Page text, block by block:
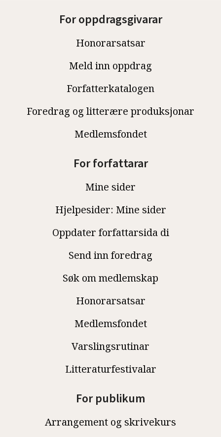
For oppdragsgivarar
Honorarsatsar
Meld inn oppdrag
Forfatterkatalogen
Foredrag og litterære produksjonar
Medlemsfondet
For forfattarar
Mine sider
Hjelpesider: Mine sider
Oppdater forfattarsida di
Send inn foredrag
Søk om medlemskap
Honorarsatsar
Medlemsfondet
Varslingsrutinar
Litteraturfestivalar
For publikum
Arrangement og skrivekurs